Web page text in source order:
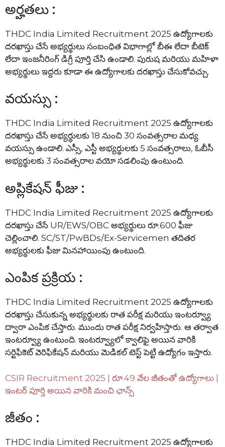
అర్హతలు :
THDC India Limited Recruitment 2025 ఉద్యోగాలకు
దరఖాస్తు చేసే అభ్యర్థులు సంబంధిత విభాగాల్లో బీఈ లేదా బీటెక్
లేదా ఇంజనీరింగ్ డిగ్రీ పూర్తి చేసి ఉండాలి. పురుష మరియు మహిళా
అభ్యర్థులు ఇద్దరు కూడా ఈ ఉద్యోగాలకు దరఖాస్తు చేసుకోవచ్చు.
వయస్సు :
THDC India Limited Recruitment 2025 ఉద్యోగాలకు
దరఖాస్తు చేసే అభ్యర్థులకు 18 నుంచి 30 సంవత్సరాల మధ్య
వయస్సు ఉండాలి. ఎస్సీ, ఎస్టీ అభ్యర్థులకు 5 సంవత్సరాలు, ఓబీసీ
అభ్యర్థులకు 3 సంవత్సరాల వయో సడలింపు ఉంటుంది.
అప్లికేషన్ ఫీజు :
THDC India Limited Recruitment 2025 ఉద్యోగాలకు
దరఖాస్తు చేసే UR/EWS/OBC అభ్యర్థులు రూ.600 ఫీజు
చెల్లించాలి. SC/ST/PwBDs/Ex-Servicemen తదితర
అభ్యర్థులకు ఫీజు మినహాయింపు ఉంటుంది.
ఎంపిక ప్రక్రియ :
THDC India Limited Recruitment 2025 ఉద్యోగాలకు
దరఖాస్తు చేసుకున్న అభ్యర్థులకు రాత పరీక్ష మరియు ఇంటర్వ్యూ
ద్వారా ఎంపిక చేస్తారు. ముందు రాత పరీక్ష నిర్వహిస్తారు. ఆ తర్వాత
ఇంటర్వ్యూ ఉంటుంది. ఇంటర్వ్యూలో క్వాలిఫై అయిన వారికి
సర్టిఫికెట్ వెరిఫికేషన్ మరియు మెడికల్ టెస్ట్ పెట్టి ఉద్యోగం ఇస్తారు.
CSIR Recruitment 2025 | రూ.49 వేల జీతంతో ఉద్యోగాలు |
ఇంటర్ పూర్తి అయిన వారికి మంచి ఛాన్స్
జీతం :
THDC India Limited Recruitment 2025 ఉద్యోగాలకు